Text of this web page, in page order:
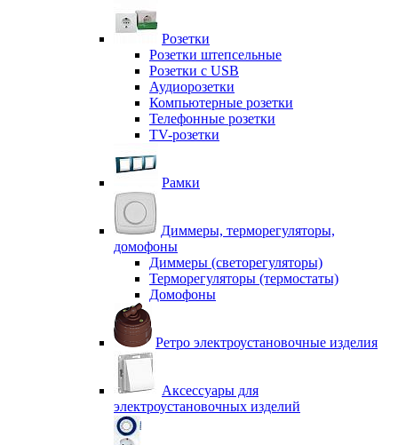
Розетки
Розетки штепсельные
Розетки с USB
Аудиорозетки
Компьютерные розетки
Телефонные розетки
TV-розетки
Рамки
Диммеры, терморегуляторы,
домофоны
Диммеры (светорегуляторы)
Терморегуляторы (термостаты)
Домофоны
Ретро электроустановочные изделия
Аксессуары для
электроустановочных изделий